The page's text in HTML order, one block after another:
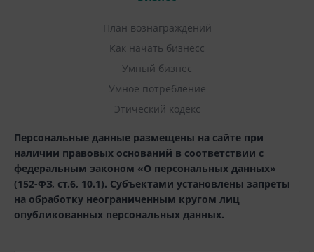
План вознаграждений
Как начать бизнесс
Умный бизнес
Умное потребление
Этический кодекс
Персональные данные размещены на сайте при
наличии правовых оснований в соответствии с
федеральным законом «О персональных данных»
(152-ФЗ, ст.6, 10.1). Субъектами установлены запреты
на обработку неограниченным кругом лиц
опубликованных персональных данных.